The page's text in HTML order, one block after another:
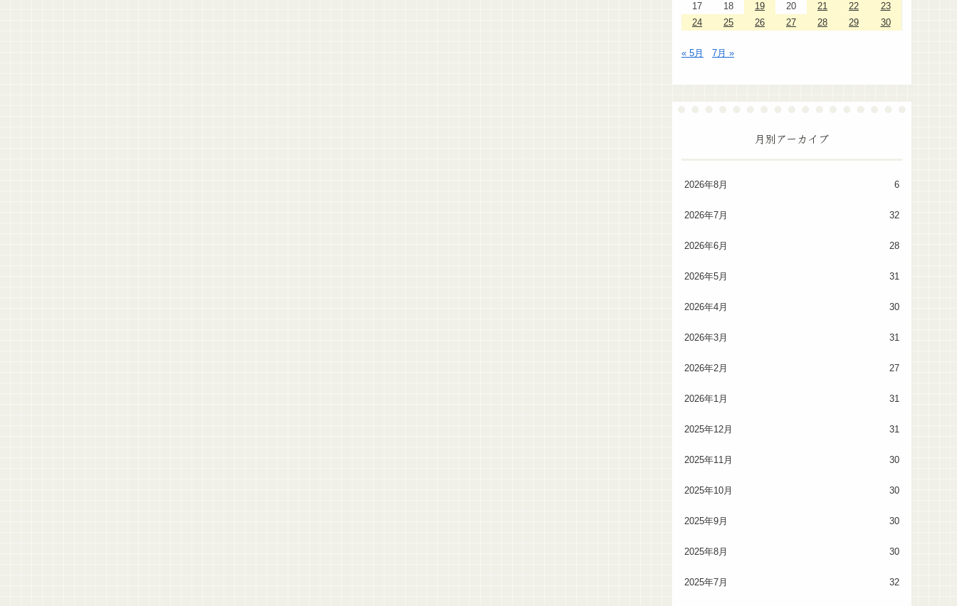
17
18 19 20 21 22
23
24
25 26 27 28 29 30
« 5月 7月 »
月別アーカイブ
2026年8月 6
2026年7月 32
2026年6月 28
2026年5月 31
2026年4月 30
2026年3月 31
2026年2月 27
2026年1月 31
2025年12月 31
2025年11月 30
2025年10月 30
2025年9月 30
2025年8月 30
2025年7月 32